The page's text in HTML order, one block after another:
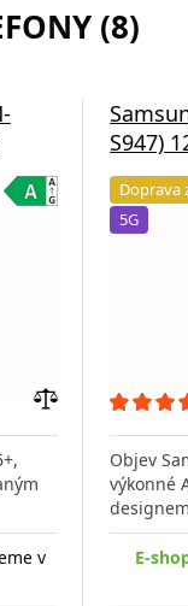
(8)
porovnání
v
S947)
Doprava
5G
Objev
výkonné
E-